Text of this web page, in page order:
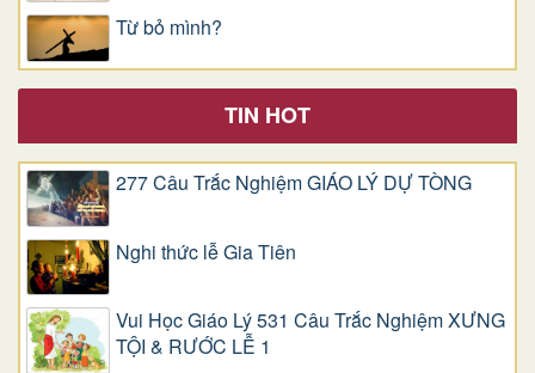
Từ bỏ mình?
TIN HOT
277 Câu Trắc Nghiệm GIÁO LÝ DỰ TÒNG
Nghi thức lễ Gia Tiên
Vui Học Giáo Lý 531 Câu Trắc Nghiệm XƯNG
TỘI & RƯỚC LỄ 1